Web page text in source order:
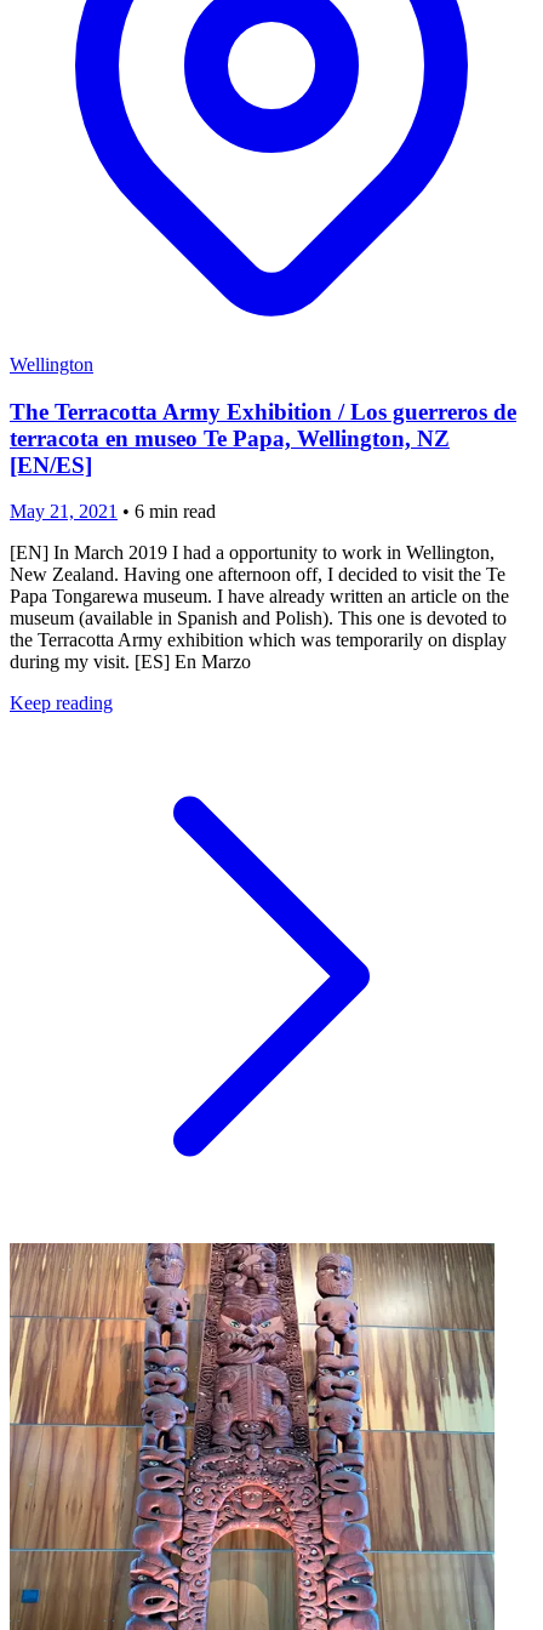
Wellington
The Terracotta Army Exhibition / Los guerreros de
terracota en museo Te Papa, Wellington, NZ
[EN/ES]
May 21, 2021 • 6 min read
[EN] In March 2019 I had a opportunity to work in Wellington,
New Zealand. Having one afternoon off, I decided to visit the Te
Papa Tongarewa museum. I have already written an article on the
museum (available in Spanish and Polish). This one is devoted to
the Terracotta Army exhibition which was temporarily on display
during my visit. [ES] En Marzo
Keep reading